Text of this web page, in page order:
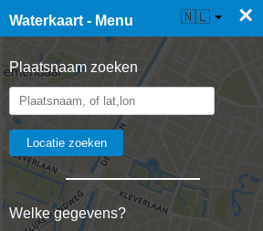
Waterkaart - Menu ×
Plaatsnaam zoeken
Welke gegevens?
☰ Waterkaart Live 🇳🇱